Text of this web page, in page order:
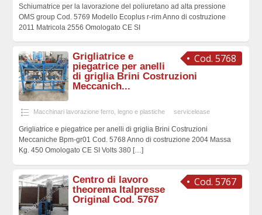
Schiumatrice per la lavorazione del poliuretano ad alta pressione
OMS group Cod. 5769 Modello Ecoplus r-rim Anno di costruzione
2011 Matricola 2556 Omologato CE SI
Cod. 5768
Grigliatrice e
piegatrice per anelli
di griglia Brini Costruzioni
Meccanich...
Macchinari lavorazione ferro, legno e plastiche servicelease
Grigliatrice e piegatrice per anelli di griglia Brini Costruzioni
Meccaniche Bpm-gr01 Cod. 5768 Anno di costruzione 2004 Massa
Kg. 450 Omologato CE SI Volts 380 […]
Cod. 5767
Centro di lavoro
theorema Italpresse
Original Cod. 5767